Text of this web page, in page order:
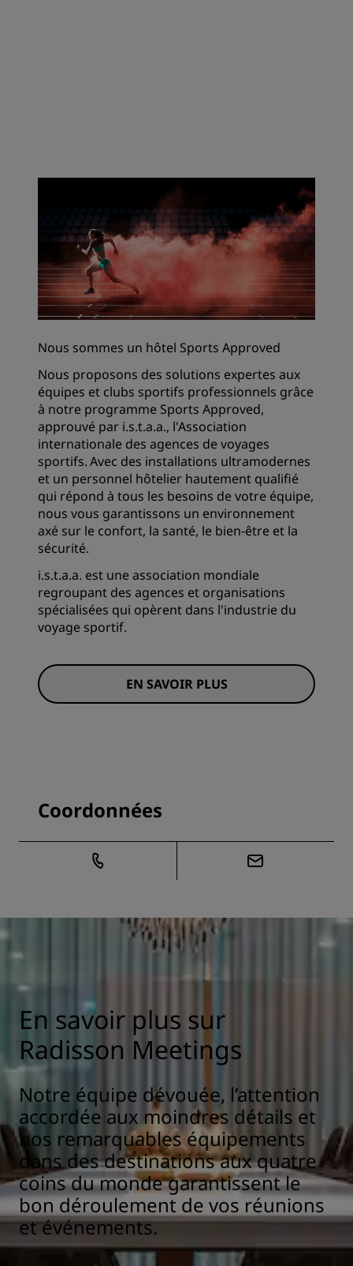
Nous sommes un hôtel Sports Approved
Nous proposons des solutions expertes aux
équipes et clubs sportifs professionnels grâce
à notre programme Sports Approved,
approuvé par i.s.t.a.a., l'Association
internationale des agences de voyages
sportifs. Avec des installations ultramodernes
et un personnel hôtelier hautement qualifié
qui répond à tous les besoins de votre équipe,
nous vous garantissons un environnement
axé sur le confort, la santé, le bien-être et la
sécurité.
i.s.t.a.a. est une association mondiale
regroupant des agences et organisations
spécialisées qui opèrent dans l'industrie du
voyage sportif.
EN SAVOIR PLUS
Coordonnées
En savoir plus sur
Radisson Meetings
Notre équipe dévouée, l’attention
accordée aux moindres détails et
nos remarquables équipements
dans des destinations aux quatre
coins du monde garantissent le
bon déroulement de vos réunions
et événements.